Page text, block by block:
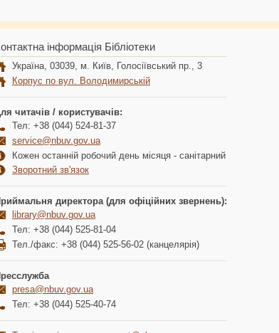
інформація Бібліотеки
Україна, 03039, м. Київ, Голосіївський пр., 3
Корпус по вул. Володимирській
читачів / користувачів:
Тел: +38 (044) 524-81-37
service@nbuv.gov.ua
Кожен останній робочий день місяця - санітарний
Зворотний зв'язок
директора (для офіційних звернень):
library@nbuv.gov.ua
Тел: +38 (044) 525-81-04
Тел./факс: +38 (044) 525-56-02 (канцелярія)
presa@nbuv.gov.ua
Тел: +38 (044) 525-40-74